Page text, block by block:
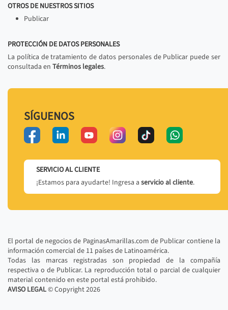
OTROS DE NUESTROS SITIOS
Publicar
PROTECCIÓN DE DATOS PERSONALES
La política de tratamiento de datos personales de Publicar puede ser
consultada en Términos legales.
SÍGUENOS
SERVICIO AL CLIENTE
¡Estamos para ayudarte! Ingresa a servicio al cliente.
El portal de negocios de PaginasAmarillas.com de Publicar contiene la
información comercial de 11 países de Latinoamérica.
Todas las marcas registradas son propiedad de la compañía
respectiva o de Publicar. La reproducción total o parcial de cualquier
material contenido en este portal está prohibido.
AVISO LEGAL© Copyright2026